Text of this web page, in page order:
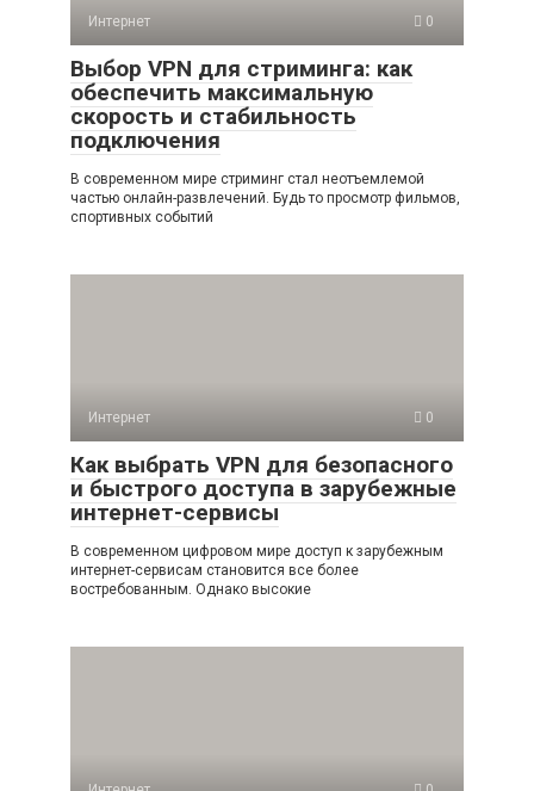
Интернет 0
Выбор VPN для стриминга: как
обеспечить максимальную
скорость и стабильность
подключения
В современном мире стриминг стал неотъемлемой
частью онлайн-развлечений. Будь то просмотр фильмов,
спортивных событий
Интернет 0
Как выбрать VPN для безопасного
и быстрого доступа в зарубежные
интернет-сервисы
В современном цифровом мире доступ к зарубежным
интернет-сервисам становится все более
востребованным. Однако высокие